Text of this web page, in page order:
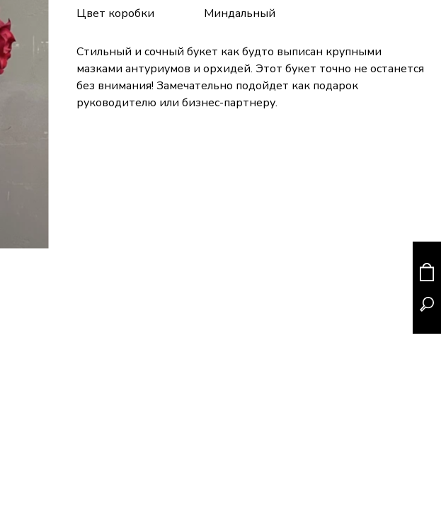
Цвет коробки
Миндальный
Стильный и сочный букет как будто выписан крупными
мазками антуриумов и орхидей. Этот букет точно не останется
без внимания! Замечательно подойдет как подарок
руководителю или бизнес-партнеру.